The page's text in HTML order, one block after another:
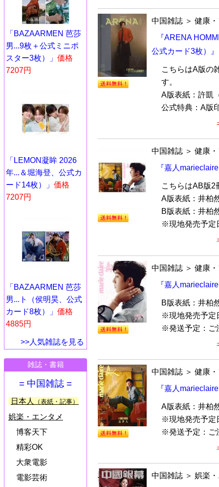
「BAZAARMEN 芭莎
男...9枚＋公式ミニポ
スター3枚）」 価格
7207円
「LEMON凝眸 2026
年...＆堀海登、公式カ
ード14枚）」 価格
7207円
「BAZAARMEN 芭莎
男...ト（侯明昊、公式
カード8枚）」 価格
4885円
>>人気雑誌を見る
雑誌・書籍
= 中国雑誌 =
日本人 （表紙・記事）
娯楽・エンタメ
博客天下
精彩OK
大衆電影
電影芸術
中国雑誌 ＞ 健康
『ARENA
公式カード3枚）』
こちらはA版の
す。
A版表紙：許凱
公式特典：A版
中国雑誌 ＞ 健康
『嘉人
こちらはAB版2
A版表紙：井柏
B版表紙：井柏
※現地発売予定
中国雑誌 ＞ 健康
『嘉人
B版表紙：井柏
※現地発売予定
※発送予定：ご
中国雑誌 ＞ 健康
『嘉人
A版表紙：井柏
※現地発売予定
※発送予定：ご
中国雑誌 ＞ 娯楽